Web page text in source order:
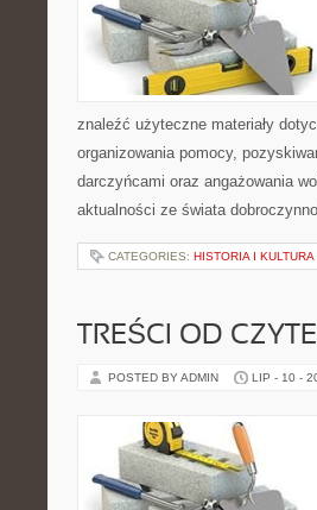
znaleźć użyteczne materiały
organizowania pomocy,
darczyńcami oraz angażowania
aktualności ze świata
CATEGORIES: HISTORIA I KULTURA
TREŚCI OD
POSTED BY ADMIN LIP - 10 -